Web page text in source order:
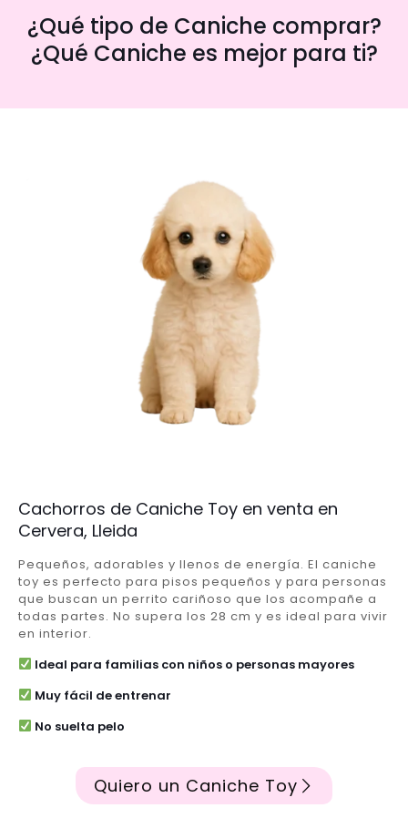
¿Qué tipo de Caniche comprar?
¿Qué Caniche es mejor para ti?
Cachorros de Caniche Toy en venta en
Cervera, Lleida
Pequeños, adorables y llenos de energía. El caniche
toy es perfecto para pisos pequeños y para personas
que buscan un perrito cariñoso que los acompañe a
todas partes. No supera los 28 cm y es ideal para vivir
en interior.
Ideal para familias con niños o personas mayores
Muy fácil de entrenar
No suelta pelo
Quiero un Caniche Toy